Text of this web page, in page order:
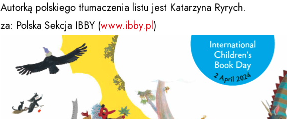
Autorką polskiego tłumaczenia listu jest Katarzyna Ryrych.
za: Polska Sekcja IBBY (www.ibby.pl)